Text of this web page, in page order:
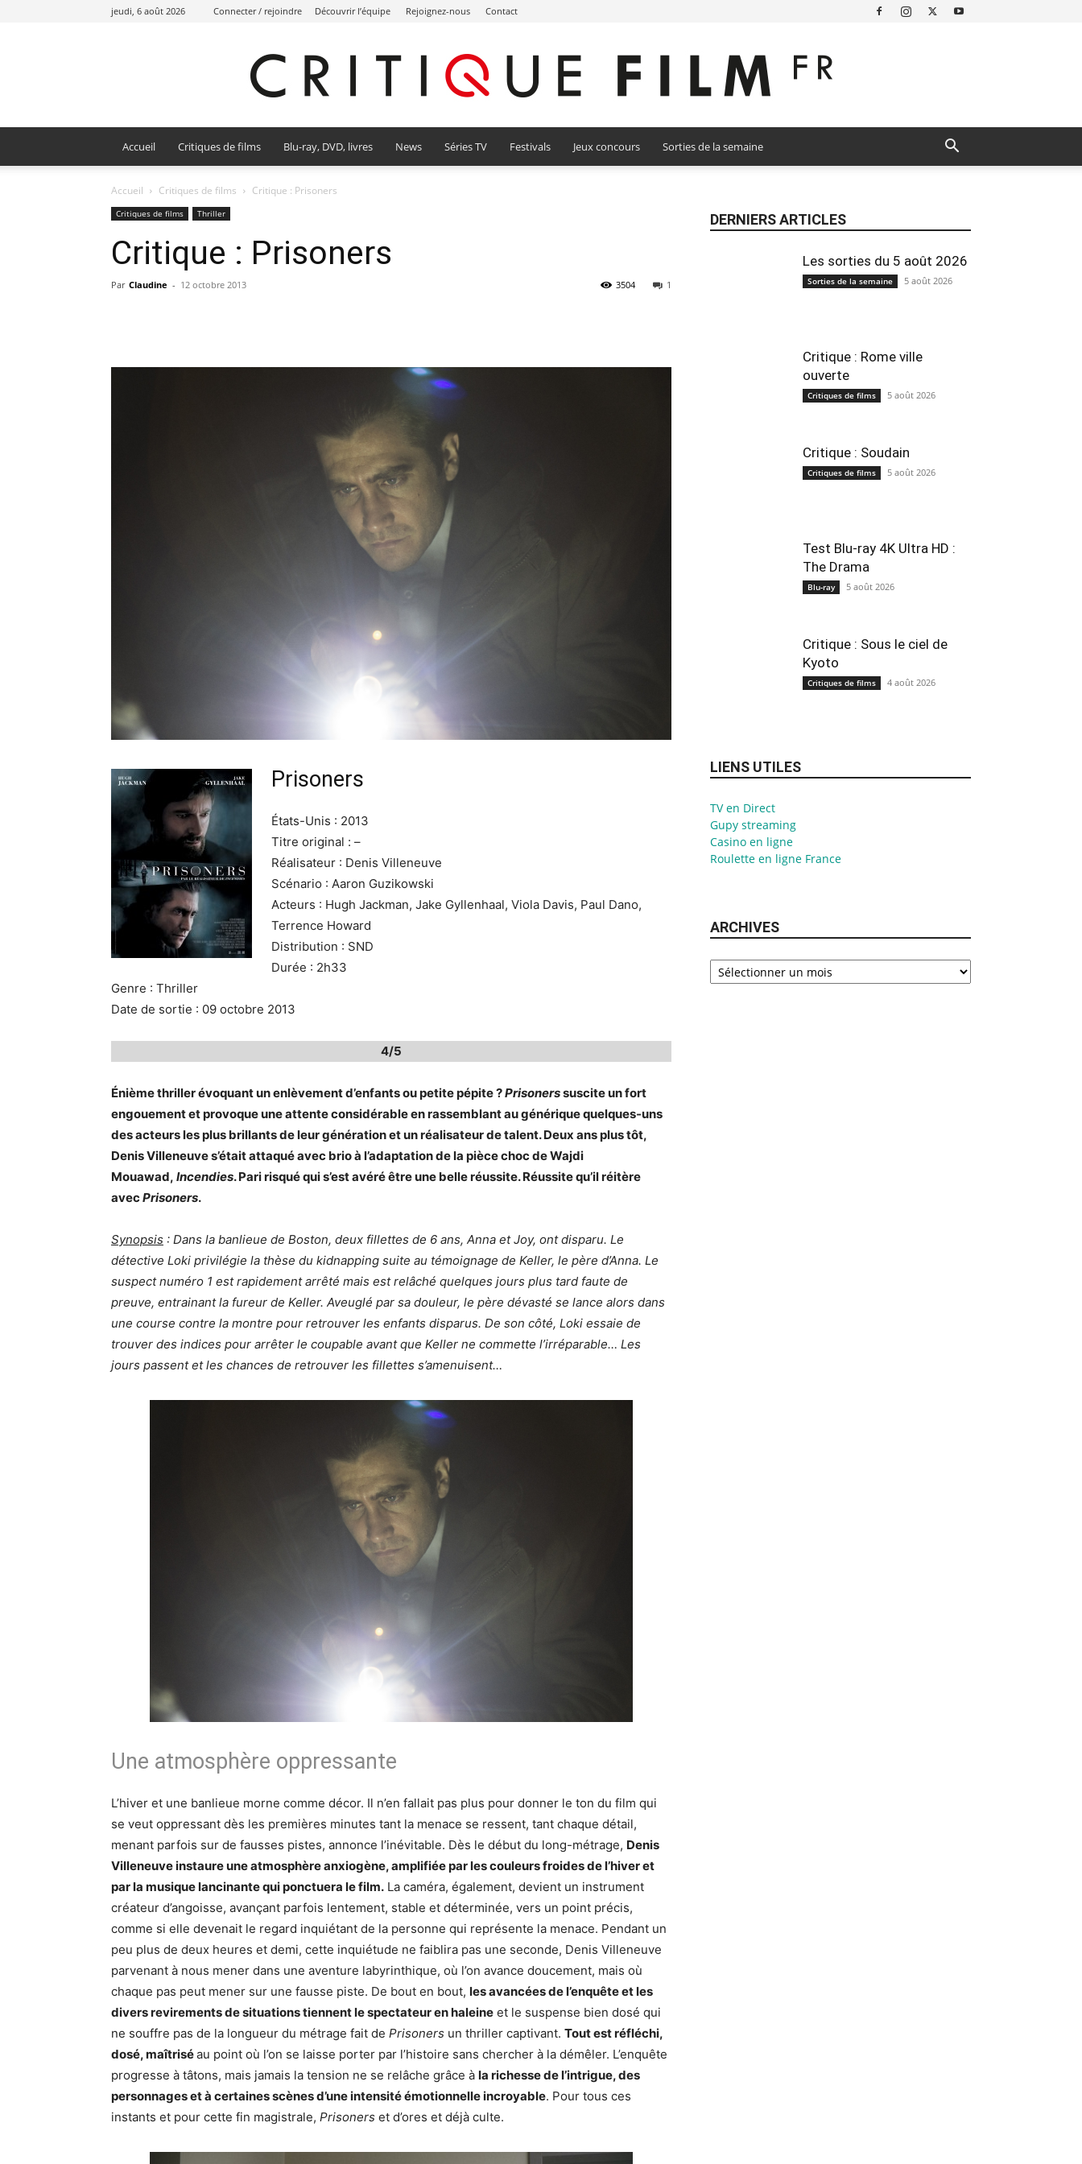
jeudi, 6 août 2026 Connecter / rejoindre Découvrir l’équipe Rejoignez-nous Contact
Accueil Critiques de films Blu-ray, DVD, livres News Séries TV Festivals Jeux concours Sorties de la semaine
Accueil Critiques de films Critique : Prisoners
Critiques de films Thriller
Critique : Prisoners
Par Claudine - 12 octobre 2013 1
3504
Prisoners
États-Unis : 2013
Titre original : –
Réalisateur : Denis Villeneuve
Scénario : Aaron Guzikowski
Acteurs : Hugh Jackman, Jake Gyllenhaal, Viola Davis, Paul Dano,
Terrence Howard
Distribution : SND
Durée : 2h33
Genre : Thriller
Date de sortie : 09 octobre 2013
4/5
Énième thriller évoquant un enlèvement d’enfants ou petite pépite ?Prisonerssuscite un fort
engouement et provoque une attente considérable en rassemblant au générique quelques-uns
des acteurs les plus brillants de leur génération et un réalisateur de talent. Deux ans plus tôt,
Denis Villeneuve s’était attaqué avec brio à l’adaptation de la pièce choc de Wajdi
Mouawad, Incendies. Pari risqué qui s’est avéré être une belle réussite. Réussite qu’il réitère
avecPrisoners.
Synopsis : Dans la banlieue de Boston, deux fillettes de 6 ans, Anna et Joy, ont disparu. Le
détective Loki privilégie la thèse du kidnapping suite au témoignage de Keller, le père d’Anna. Le
suspect numéro 1 est rapidement arrêté mais est relâché quelques jours plus tard faute de
preuve, entrainant la fureur de Keller. Aveuglé par sa douleur, le père dévasté se lance alors dans
une course contre la montre pour retrouver les enfants disparus. De son côté, Loki essaie de
trouver des indices pour arrêter le coupable avant que Keller ne commette l’irréparable… Les
jours passent et les chances de retrouver les fillettes s’amenuisent…
Une atmosphère oppressante
L’hiver et une banlieue morne comme décor. Il n’en fallait pas plus pour donner le ton du film qui
se veut oppressant dès les premières minutes tant la menace se ressent, tant chaque détail,
menant parfois sur de fausses pistes, annonce l’inévitable. Dès le début du long-métrage, Denis
Villeneuve instaure une atmosphère anxiogène, amplifiée par les couleurs froides de l’hiver et
par la musique lancinante qui ponctuera le film. La caméra, également, devient un instrument
créateur d’angoisse, avançant parfois lentement, stable et déterminée, vers un point précis,
comme si elle devenait le regard inquiétant de la personne qui représente la menace. Pendant un
peu plus de deux heures et demi, cette inquiétude ne faiblira pas une seconde, Denis Villeneuve
parvenant à nous mener dans une aventure labyrinthique, où l’on avance doucement, mais où
chaque pas peut mener sur une fausse piste. De bout en bout, les avancées de l’enquête et les
divers revirements de situations tiennent le spectateur en haleine et le suspense bien dosé qui
ne souffre pas de la longueur du métrage fait de Prisoners un thriller captivant. Tout est réfléchi,
dosé, maîtriséau point où l’on se laisse porter par l’histoire sans chercher à la démêler. L’enquête
progresse à tâtons, mais jamais la tension ne se relâche grâce à la richesse de l’intrigue, des
personnages et à certaines scènes d’une intensité émotionnelle incroyable. Pour tous ces
instants et pour cette fin magistrale, Prisoners et d’ores et déjà culte.
DERNIERS ARTICLES
Les sorties du 5 août 2026
Sorties de la semaine 5 août 2026
Critique : Rome ville
ouverte
Critiques de films 5 août 2026
Critique : Soudain
Critiques de films 5 août 2026
Test Blu-ray 4K Ultra HD :
The Drama
Blu-ray 5 août 2026
Critique : Sous le ciel de
Kyoto
Critiques de films 4 août 2026
LIENS UTILES
TV en Direct
Gupy streaming
Casino en ligne
Roulette en ligne France
ARCHIVES
Archives